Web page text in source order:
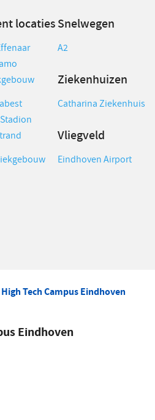
locatiesSnelwegen
A2
Ziekenhuizen
Catharina Ziekenhuis
Stadion
Vliegveld
Eindhoven Airport
Tech Campus Eindhoven
Eindhoven